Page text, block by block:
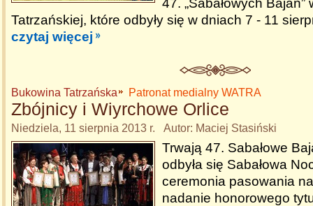
47. „Sabałowych Bajań”
Tatrzańskiej, które odbyły się w dniach 7 - 11
czytaj więcej
Bukowina Tatrzańska Patronat medialny WATRA
Zbójnicy i Wiyrchowe Orlice
Niedziela, 11 sierpnia 2013 r. Autor: Maciej Stasiński
Trwają 47. Sabałowe
odbyła się Sabałowa
ceremonia pasowania
nadanie honorowego